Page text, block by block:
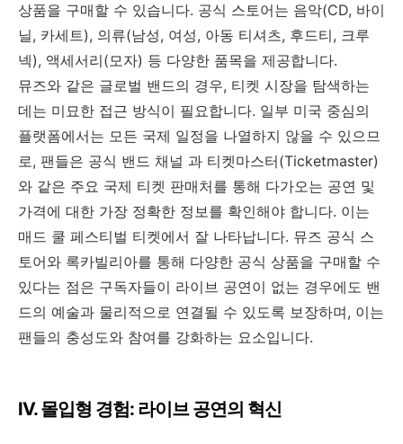
상품을 구매할 수 있습니다. 공식 스토어는 음악(CD, 바이
닐, 카세트), 의류(남성, 여성, 아동 티셔츠, 후드티, 크루
넥), 액세서리(모자) 등 다양한 품목을 제공합니다.
뮤즈와 같은 글로벌 밴드의 경우, 티켓 시장을 탐색하는
데는 미묘한 접근 방식이 필요합니다. 일부 미국 중심의
플랫폼에서는 모든 국제 일정을 나열하지 않을 수 있으므
로, 팬들은 공식 밴드 채널 과 티켓마스터(Ticketmaster)
와 같은 주요 국제 티켓 판매처를 통해 다가오는 공연 및
가격에 대한 가장 정확한 정보를 확인해야 합니다. 이는
매드 쿨 페스티벌 티켓에서 잘 나타납니다. 뮤즈 공식 스
토어와 록카빌리아를 통해 다양한 공식 상품을 구매할 수
있다는 점은 구독자들이 라이브 공연이 없는 경우에도 밴
드의 예술과 물리적으로 연결될 수 있도록 보장하며, 이는
팬들의 충성도와 참여를 강화하는 요소입니다.
IV.몰입형 경험: 라이브 공연의 혁신